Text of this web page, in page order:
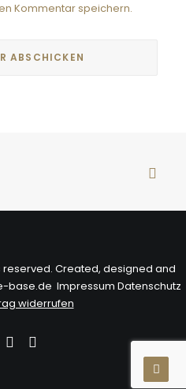
Kommentar speichern.
reserved. Created, designed and
base.de Impressum Datenschutz
widerrufen